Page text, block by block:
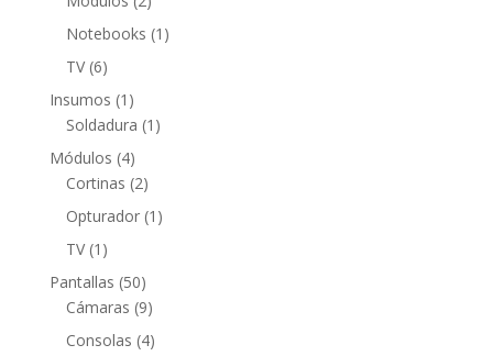
productos
Notebooks 1 1
TV 66
productos
Insumos 1 1
producto
Soldadura 1 1
Módulos 44
productos
Cortinas 22
productos
Opturador 1 1
TV 1 1
producto
Pantallas 5050
productos
Cámaras 99
productos
Consolas 44